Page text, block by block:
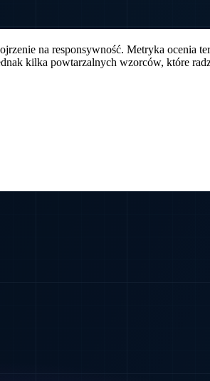
na responsywność. Metryka
kilka powtarzalnych wzorców, które